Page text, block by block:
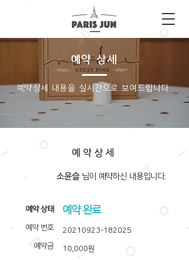
예약 상세
​예약상세 내용을 실시간으로 보여드립니다.
예약상세
소윤슬 ​님이 예약하신 내용입니다.
​예약 상태
예약 번호
예약금
예약 완료
20210923-182025
10,000원